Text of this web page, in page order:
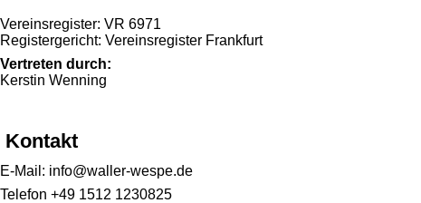
Vereinsregister: VR 6971
Registergericht: Vereinsregister Frankfurt
Vertreten durch:
Kerstin Wenning
Kontakt
E-Mail: info@waller-wespe.de
Telefon +49 1512 1230825